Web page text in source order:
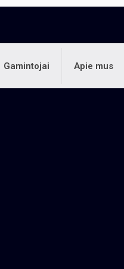
Gamintojai Apie mus